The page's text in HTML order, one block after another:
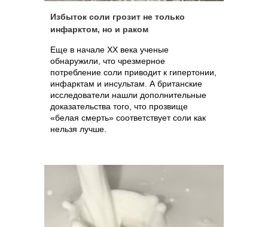
Избыток соли грозит не только
инфарктом, но и раком
Еще в начале ХХ века ученые
обнаружили, что чрезмерное
потребление соли приводит к гипертонии,
инфарктам и инсультам. А британские
исследователи нашли дополнительные
доказательства того, что прозвище
«белая смерть» соответствует соли как
нельзя лучше.